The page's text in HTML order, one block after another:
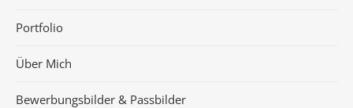
Portfolio
Über Mich
Bewerbungsbilder & Passbilder